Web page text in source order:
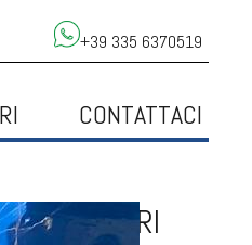
+39 335 6370519
CONTATTACI
CON VARI